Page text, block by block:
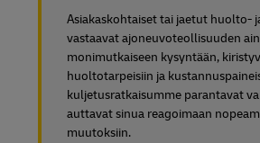
Asiakaskohtaiset tai jaetut huolto-
vastaavat ajoneuvoteollisuuden
monimutkaiseen kysyntään,
huoltotarpeisiin ja
kuljetusratkaisumme parantavat
auttavat sinua reagoimaan
muutoksiin.